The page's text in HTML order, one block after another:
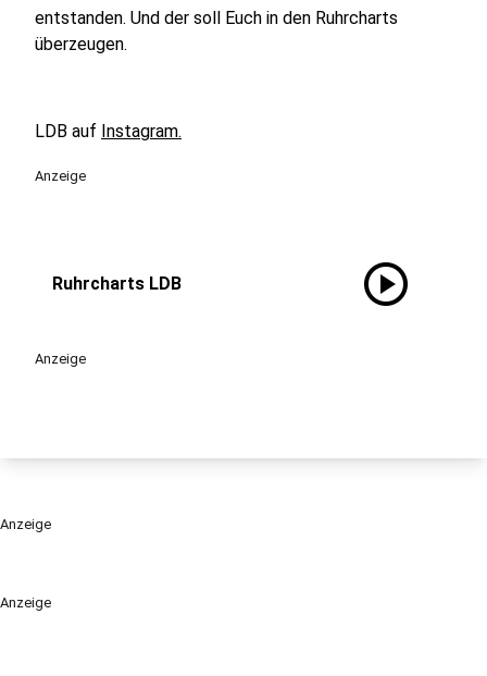
Anzeige
entstanden. Und der soll Euch in den Ruhrcharts
überzeugen.
LDB auf Instagram.
Anzeige
Ruhrcharts LDB play_circle
Anzeige
Anzeige